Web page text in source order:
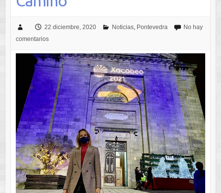
22 diciembre, 2020 Noticias, Pontevedra
No hay
comentarios